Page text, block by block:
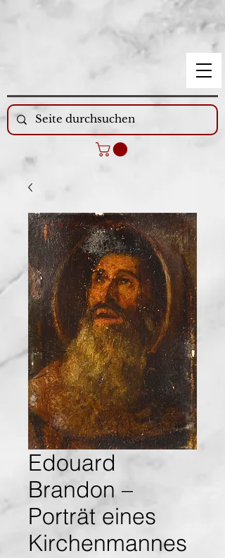
Edouard
Brandon –
Porträt eines
Kirchenmannes